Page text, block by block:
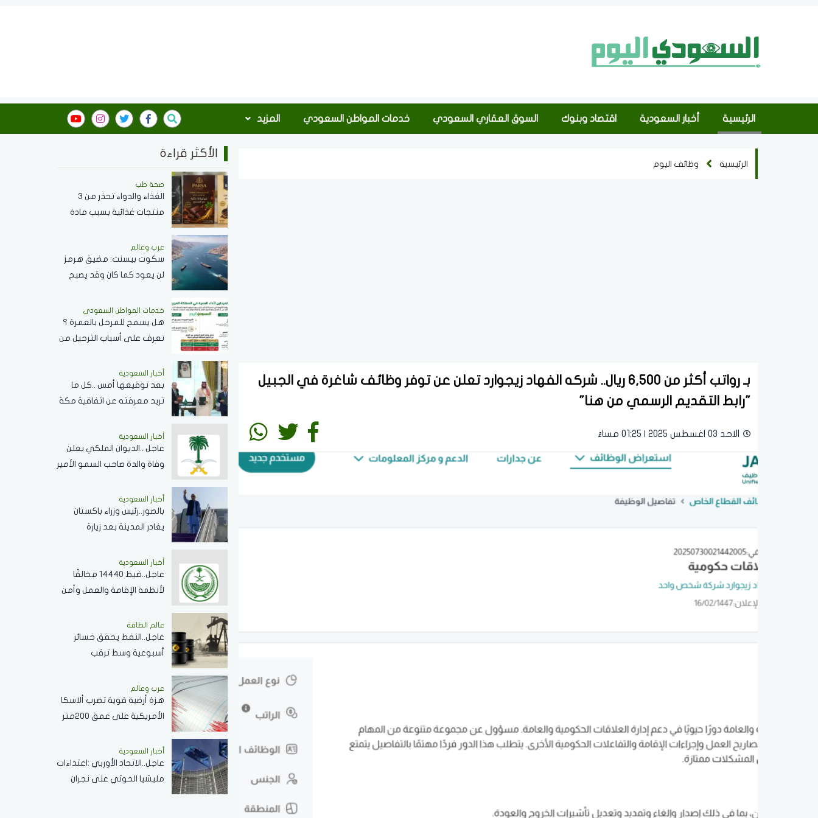
الرئيسية أخبار السعودية اقتصاد وبنوك السوق العقاري السعودي خدمات المواطن السعودي المزيد
الرئيسية وظائف اليوم
بـ رواتب أكثر من 6,500 ريال.. شركه الفهاد زيجوارد تعلن عن توفر وظائف شاغرة في الجبيل
"رابط التقديم الرسمي من هنا"
الاحد 03 اغسطس 2025 | 01:25 مساءً
الأكثر قراءة
صحة طب
الغذاء والدواء تحذر من 3
منتجات غذائية بسبب مادة
استهلاكها
عرب وعالم
سكوت بيسنت: مضيق هرمز
لن يعود كما كان وقد يصبح
خدمات المواطن السعودي
هل يسمح للمرحل بالعمرة ؟
تعرف على أسباب الترحيل من
أخبار السعودية
بعد توقيعها أمس ..كل ما
تريد معرفته عن اتفاقية مكة
ودورها في تعزيز السلام
والردع
أخبار السعودية
عاجل ..الديوان الملكي يعلن
وفاة والدة صاحب السمو الأمير
جلوي آل سعود
أخبار السعودية
بالصور..رئيس وزراء باكستان
يغادر المدينة بعد زيارة
أخبار السعودية
عاجل..ضبط 14440 مخالفًا
لأنظمة الإقامة والعمل وأمن
عالم الطاقة
عاجل..النفط يحقق خسائر
أسبوعية وسط ترقب
عرب وعالم
هزة أرضية قوية تضرب ألاسكا
الأمريكية على عمق 200متر
أخبار السعودية
عاجل..الاتحاد الأوربي :اعتداءات
مليشيا الحوثي على نجران